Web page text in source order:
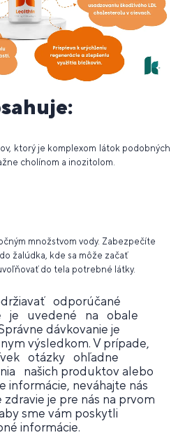
ktorý je komplexom látok podobných
cholínom a inozitolom.
množstvom vody. Zabezpečíte
žalúdka, kde sa môže začať
do tela potrebné látky.
odporúčané
je uvedené na obale
dávkovanie je
výsledkom. V prípade,
otázky ohľadne
našich produktov alebo
informácie, neváhajte nás
zdravie je pre nás na prvom
sme vám poskytli
informácie.